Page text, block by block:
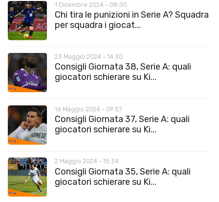
1 Dicembre 2024 - 08:00
Chi tira le punizioni in Serie A? Squadra
per squadra i giocat...
23 Maggio 2024 - 14:30
Consigli Giornata 38, Serie A: quali
giocatori schierare su Ki...
16 Maggio 2024 - 09:57
Consigli Giornata 37, Serie A: quali
giocatori schierare su Ki...
2 Maggio 2024 - 15:34
Consigli Giornata 35, Serie A: quali
giocatori schierare su Ki...